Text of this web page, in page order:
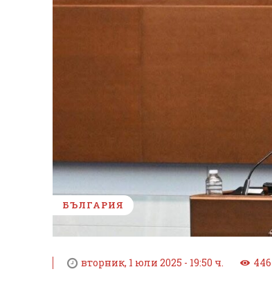
БЪЛГАРИЯ
вторник, 1 юли 2025 - 19:50 ч. 446